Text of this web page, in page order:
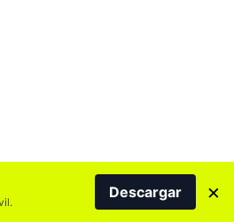
Descargar ×